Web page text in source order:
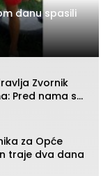
danu spasili
Zvornik
Pred nama su
zbog
za Opće
traje dva dana